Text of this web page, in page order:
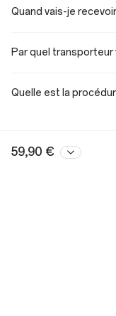
Quand vais-je
Par quel
Quelle est la
59,90 €